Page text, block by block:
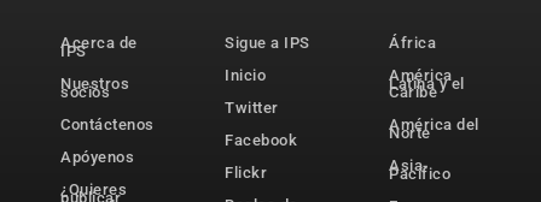
Acerca de
IPS
Nuestros
socios
Contáctenos
Apóyenos
¿Quieres
publicar
Sigue a IPS
Inicio
Twitter
Facebook
Flickr
África
América
Latina y el
Caribe
América del
Norte
Asia-
Pacífico